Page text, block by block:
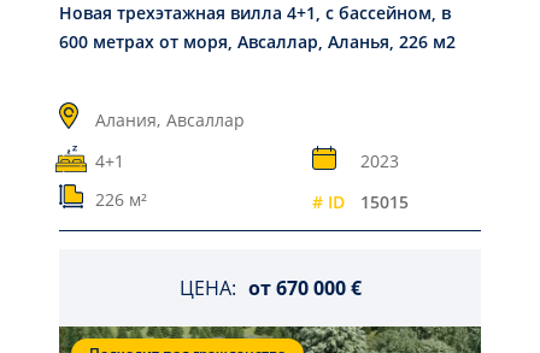
Новая трехэтажная вилла 4+1, с бассейном, в
600 метрах от моря, Авсаллар, Аланья, 226 м2
Алания, Авсаллар
4+1
2023
226 м²
# ID 15015
ЦЕНА: от670 000 €